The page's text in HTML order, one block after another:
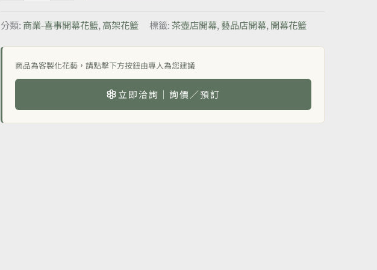
一
對
分類: 商業-喜事開幕花籃, 高架花籃 標籤: 茶壺店開幕, 藝品店開幕, 開幕花籃
商品為客製化花藝，請點擊下方按鈕由專人為您建議
立即洽詢｜詢價／預訂